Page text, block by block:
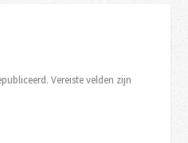
Vereiste velden zijn